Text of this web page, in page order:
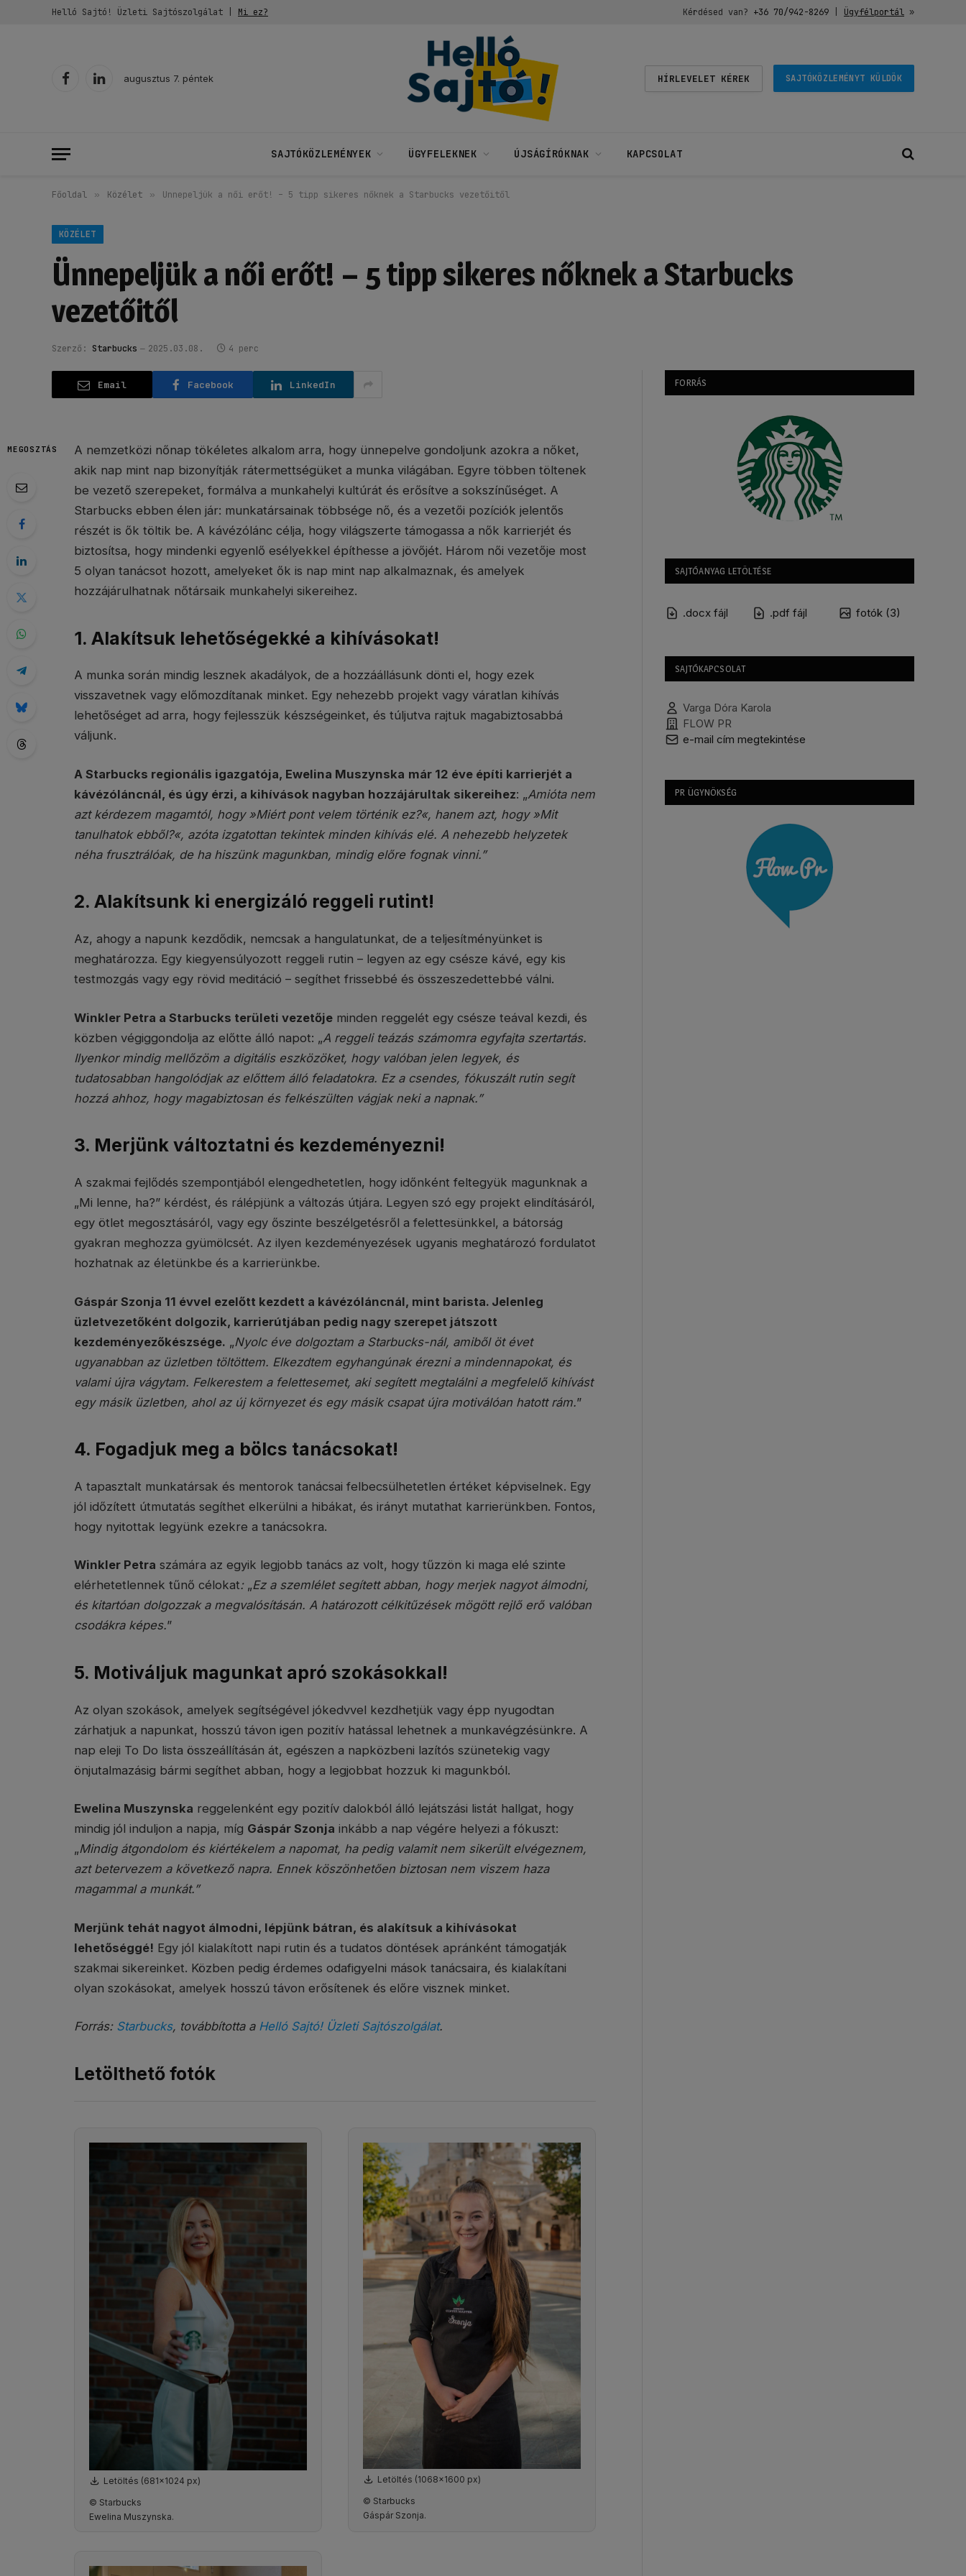
Helló Sajtó! Üzleti Sajtószolgálat | Mi ez? Kérdésed van? +36 70/942-8269| Ügyfélportál»
FacebookLinkedIn
augusztus 7. péntek HÍRLEVELET KÉREK SAJTÓKÖZLEMÉNYT KÜLDÖK
SAJTÓKÖZLEMÉNYEK ÜGYFELEKNEK ÚJSÁGÍRÓKNAK KAPCSOLAT
Főoldal » Közélet » Ünnepeljük a női erőt! – 5 tipp sikeres nőknek a Starbucks vezetőitől
KÖZÉLET
Ünnepeljük a női erőt! – 5 tipp sikeres nőknek a Starbucks
vezetőitől
Szerző: Starbucks 2025.03.08. 4 perc
Email Facebook LinkedIn
MEGOSZTÁS
A nemzetközi nőnap tökéletes alkalom arra, hogy ünnepelve gondoljunk azokra a nőket,
akik nap mint nap bizonyítják rátermettségüket a munka világában. Egyre többen töltenek
be vezető szerepeket, formálva a munkahelyi kultúrát és erősítve a sokszínűséget. A
Starbucks ebben élen jár: munkatársainak többsége nő, és a vezetői pozíciók jelentős
részét is ők töltik be. A kávézólánc célja, hogy világszerte támogassa a nők karrierjét és
biztosítsa, hogy mindenki egyenlő esélyekkel építhesse a jövőjét. Három női vezetője most
5 olyan tanácsot hozott, amelyeket ők is nap mint nap alkalmaznak, és amelyek
hozzájárulhatnak nőtársaik munkahelyi sikereihez.
1. Alakítsuk lehetőségekké a kihívásokat!
A munka során mindig lesznek akadályok, de a hozzáállásunk dönti el, hogy ezek
visszavetnek vagy előmozdítanak minket. Egy nehezebb projekt vagy váratlan kihívás
lehetőséget ad arra, hogy fejlesszük készségeinket, és túljutva rajtuk magabiztosabbá
váljunk.
A Starbucks regionális igazgatója, Ewelina Muszynska már 12 éve építi karrierjét a
kávézóláncnál, és úgy érzi, a kihívások nagyban hozzájárultak sikereihez: „Amióta nem
azt kérdezem magamtól, hogy »Miért pont velem történik ez?«, hanem azt, hogy »Mit
tanulhatok ebből?«, azóta izgatottan tekintek minden kihívás elé. A nehezebb helyzetek
néha frusztrálóak, de ha hiszünk magunkban, mindig előre fognak vinni.”
2. Alakítsunk ki energizáló reggeli rutint!
Az, ahogy a napunk kezdődik, nemcsak a hangulatunkat, de a teljesítményünket is
meghatározza. Egy kiegyensúlyozott reggeli rutin – legyen az egy csésze kávé, egy kis
testmozgás vagy egy rövid meditáció – segíthet frissebbé és összeszedettebbé válni.
Winkler Petra a Starbucks területi vezetője minden reggelét egy csésze teával kezdi, és
közben végiggondolja az előtte álló napot: „A reggeli teázás számomra egyfajta szertartás.
Ilyenkor mindig mellőzöm a digitális eszközöket, hogy valóban jelen legyek, és
tudatosabban hangolódjak az előttem álló feladatokra. Ez a csendes, fókuszált rutin segít
hozzá ahhoz, hogy magabiztosan és felkészülten vágjak neki a napnak.”
3. Merjünk változtatni és kezdeményezni!
A szakmai fejlődés szempontjából elengedhetetlen, hogy időnként feltegyük magunknak a
„Mi lenne, ha?” kérdést, és rálépjünk a változás útjára. Legyen szó egy projekt elindításáról,
egy ötlet megosztásáról, vagy egy őszinte beszélgetésről a felettesünkkel, a bátorság
gyakran meghozza gyümölcsét. Az ilyen kezdeményezések ugyanis meghatározó fordulatot
hozhatnak az életünkbe és a karrierünkbe.
Gáspár Szonja 11 évvel ezelőtt kezdett a kávézóláncnál, mint barista. Jelenleg
üzletvezetőként dolgozik, karrierútjában pedig nagy szerepet játszott
kezdeményezőkészsége. „Nyolc éve dolgoztam a Starbucks-nál, amiből öt évet
ugyanabban az üzletben töltöttem. Elkezdtem egyhangúnak érezni a mindennapokat, és
valami újra vágytam. Felkerestem a felettesemet, aki segített megtalálni a megfelelő kihívást
egy másik üzletben, ahol az új környezet és egy másik csapat újra motiválóan hatott rám.”
4. Fogadjuk meg a bölcs tanácsokat!
A tapasztalt munkatársak és mentorok tanácsai felbecsülhetetlen értéket képviselnek. Egy
jól időzített útmutatás segíthet elkerülni a hibákat, és irányt mutathat karrierünkben. Fontos,
hogy nyitottak legyünk ezekre a tanácsokra.
Winkler Petra számára az egyik legjobb tanács az volt, hogy tűzzön ki maga elé szinte
elérhetetlennek tűnő célokat:„Ez a szemlélet segített abban, hogy merjek nagyot álmodni,
és kitartóan dolgozzak a megvalósításán. A határozott célkitűzések mögött rejlő erő valóban
csodákra képes.”
5. Motiváljuk magunkat apró szokásokkal!
Az olyan szokások, amelyek segítségével jókedvvel kezdhetjük vagy épp nyugodtan
zárhatjuk a napunkat, hosszú távon igen pozitív hatással lehetnek a munkavégzésünkre. A
nap eleji To Do lista összeállításán át, egészen a napközbeni lazítós szünetekig vagy
önjutalmazásig bármi segíthet abban, hogy a legjobbat hozzuk ki magunkból.
Ewelina Muszynska reggelenként egy pozitív dalokból álló lejátszási listát hallgat, hogy
mindig jól induljon a napja, míg Gáspár Szonja inkább a nap végére helyezi a fókuszt:
„Mindig átgondolom és kiértékelem a napomat, ha pedig valamit nem sikerült elvégeznem,
azt betervezem a következő napra. Ennek köszönhetően biztosan nem viszem haza
magammal a munkát.”
Merjünk tehát nagyot álmodni, lépjünk bátran, és alakítsuk a kihívásokat
lehetőséggé! Egy jól kialakított napi rutin és a tudatos döntések apránként támogatják
szakmai sikereinket. Közben pedig érdemes odafigyelni mások tanácsaira, és kialakítani
olyan szokásokat, amelyek hosszú távon erősítenek és előre visznek minket.
Forrás: Starbucks, továbbította a Helló Sajtó! Üzleti Sajtószolgálat.
Letölthető fotók
Letöltés (681x1024 px)
© Starbucks
Ewelina Muszynska.
Letöltés (1068x1600 px)
© Starbucks
Gáspár Szonja.
FORRÁS
SAJTÓANYAG LETÖLTÉSE
.docx fájl .pdf fájl fotók (3)
SAJTÓKAPCSOLAT
Varga Dóra Karola
FLOW PR
e-mail cím megtekintése
PR ÜGYNÖKSÉG